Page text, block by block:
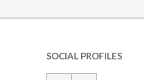
SOCIAL PROFILES